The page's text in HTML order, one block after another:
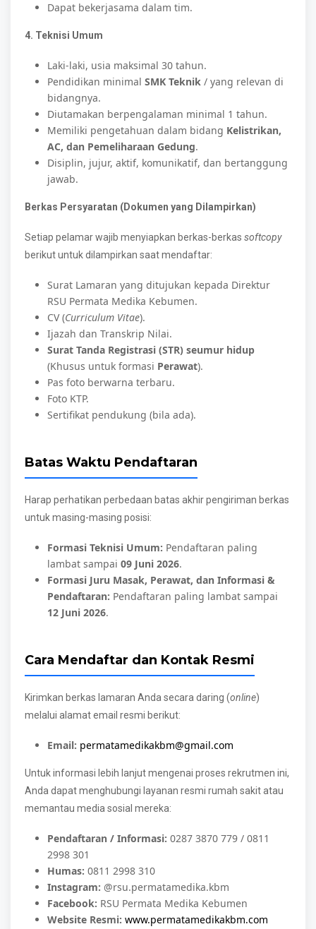
Dapat bekerjasama dalam tim.
4. Teknisi Umum
Laki-laki, usia maksimal 30 tahun.
Pendidikan minimal SMK Teknik / yang relevan di
bidangnya.
Diutamakan berpengalaman minimal 1 tahun.
Memiliki pengetahuan dalam bidang Kelistrikan,
AC, dan Pemeliharaan Gedung.
Disiplin, jujur, aktif, komunikatif, dan bertanggung
jawab.
Berkas Persyaratan (Dokumen yang Dilampirkan)
Setiap pelamar wajib menyiapkan berkas-berkas softcopy
berikut untuk dilampirkan saat mendaftar:
Surat Lamaran yang ditujukan kepada Direktur
RSU Permata Medika Kebumen.
CV (Curriculum Vitae).
Ijazah dan Transkrip Nilai.
Surat Tanda Registrasi (STR) seumur hidup
(Khusus untuk formasi Perawat).
Pas foto berwarna terbaru.
Foto KTP.
Sertifikat pendukung (bila ada).
Batas Waktu Pendaftaran
Harap perhatikan perbedaan batas akhir pengiriman berkas
untuk masing-masing posisi:
Formasi Teknisi Umum: Pendaftaran paling
lambat sampai 09 Juni 2026.
Formasi Juru Masak, Perawat, dan Informasi &
Pendaftaran: Pendaftaran paling lambat sampai
12 Juni 2026.
Cara Mendaftar dan Kontak Resmi
Kirimkan berkas lamaran Anda secara daring (online)
melalui alamat email resmi berikut:
Email: permatamedikakbm@gmail.com
Untuk informasi lebih lanjut mengenai proses rekrutmen ini,
Anda dapat menghubungi layanan resmi rumah sakit atau
memantau media sosial mereka:
Pendaftaran / Informasi: 0287 3870 779 / 0811
2998 301
Humas: 0811 2998 310
Instagram: @rsu.permatamedika.kbm
Facebook: RSU Permata Medika Kebumen
Website Resmi: www.permatamedikakbm.com